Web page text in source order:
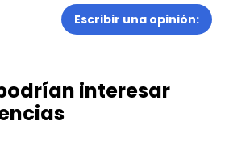
Escribir una opinión:
interesar